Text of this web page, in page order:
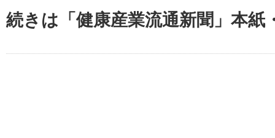
続きは「健康産業流通新聞」本紙